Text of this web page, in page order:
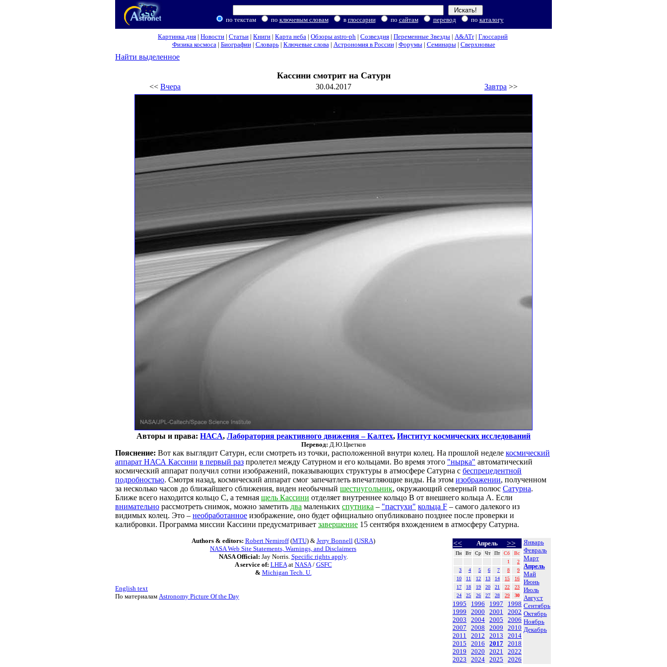
по текстам по ключевым словам в глоссарии по сайтам перевод по каталогу
Картинка дня | Новости | Статьи | Книги | Карта неба | Обзоры astro-ph | Созвездия | Переменные Звезды | A&ATr| Глоссарий
Физика космоса| Биографии| Словарь| Ключевые слова| Астрономия в России| Форумы| Семинары| Сверхновые
Найти выделенное
Кассини смотрит на Сатурн
<< Вчера 30.04.2017 Завтра >>
Авторы и права: НАСА, Лаборатория реактивного движения – Калтех, Институт космических исследований
Перевод: Д.Ю.Цветков
Пояснение: Вот как выглядит Сатурн, если смотреть из точки, расположенной внутри колец. На прошлой неделе космический
аппарат НАСА Кассини в первый раз пролетел между Сатурном и его кольцами. Во время этого "нырка" автоматический
космический аппарат получил сотни изображений, показывающих структуры в атмосфере Сатурна с беспрецедентной
подробностью. Смотря назад, космический аппарат смог запечатлеть впечатляющие виды. На этом изображении, полученном
за несколько часов до ближайшего сближения, виден необычный шестиугольник, окружающий северный полюс Сатурна.
Ближе всего находится кольцо С, а темная щель Кассини отделяет внутреннее кольцо В от внешнего кольца А. Если
внимательно рассмотреть снимок, можно заметить два маленьких спутника – "пастухи" кольца F – самого далекого из
видимых колец. Это – необработанное изображение, оно будет официально опубликовано позднее после проверки и
калибровки. Программа миссии Кассини предусматривает завершение 15 сентября вхождением в атмосферу Сатурна.
<< Апрель >>
Пн Вт Ср Чт Пт Сб
Вс
1
2
3
4 5 6 7 8
9
10
11 12 13 14 15
16
17
18 19 20 21 22
23
24
25 26 27 28 29 30
1995 1996 1997
1998
1999
2000 2001
2002
2003
2004 2005
2006
2007
2008 2009
2010
2011
2012 2013
2014
2015
2016 2017 2018
2019
2020 2021
2022
2023
2024 2025 2026
Январь
Февраль
Март
Апрель
Май
Июнь
Июль
Август
Сентябрь
Октябрь
Ноябрь
Декабрь
Authors & editors: Robert Nemiroff(MTU) & Jerry Bonnell(USRA)
NASA Web Site Statements, Warnings, and Disclaimers
NASA Official: Jay Norris. Specific rights apply.
A service of: LHEAat NASA/ GSFC
& Michigan Tech. U.
English text
По материалам Astronomy Picture Of the Day